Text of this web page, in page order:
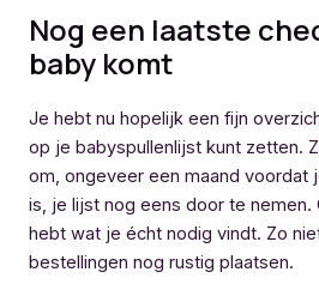
Nog een laatste
baby komt
Je hebt nu hopelijk een fijn
op je babyspullenlijst kunt zetten.
om, ongeveer een maand voordat
is, je lijst nog eens door te nemen.
hebt wat je écht nodig vindt. Zo
bestellingen nog rustig plaatsen.